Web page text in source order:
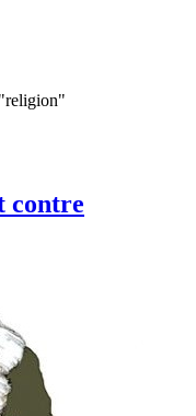
contre